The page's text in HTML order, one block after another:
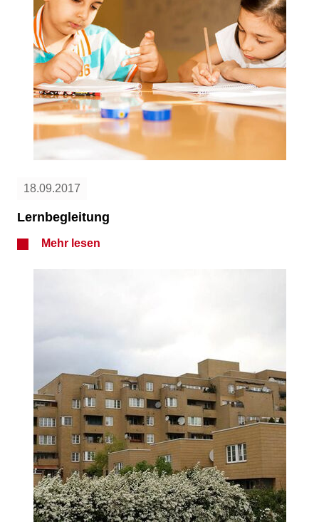
18.09.2017
Lernbegleitung
Mehr lesen